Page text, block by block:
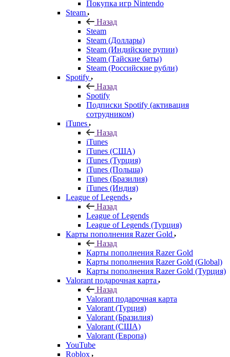
Покупка игр Nintendo
Steam
Назад
Steam
Steam (Доллары)
Steam (Индийские рупии)
Steam (Тайские баты)
Steam (Российские рубли)
Spotify
Назад
Spotify
Подписки Spotify (активация
сотрудником)
iTunes
Назад
iTunes
iTunes (США)
iTunes (Турция)
iTunes (Польша)
iTunes (Бразилия)
iTunes (Индия)
League of Legends
Назад
League of Legends
League of Legends (Турция)
Карты пополнения Razer Gold
Назад
Карты пополнения Razer Gold
Карты пополнения Razer Gold (Global)
Карты пополнения Razer Gold (Турция)
Valorant подарочная карта
Назад
Valorant подарочная карта
Valorant (Турция)
Valorant (Бразилия)
Valorant (США)
Valorant (Европа)
YouTube
Roblox